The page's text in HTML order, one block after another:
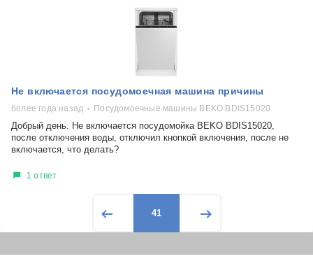
Не включается посудомоечная машина причины
более года назад Посудомоечные машины BEKO BDIS15020
Добрый день. Не включается посудомойка BEKO BDIS15020,
после отключения воды, отключил кнопкой включения, после не
включается, что делать?
1 ответ
41